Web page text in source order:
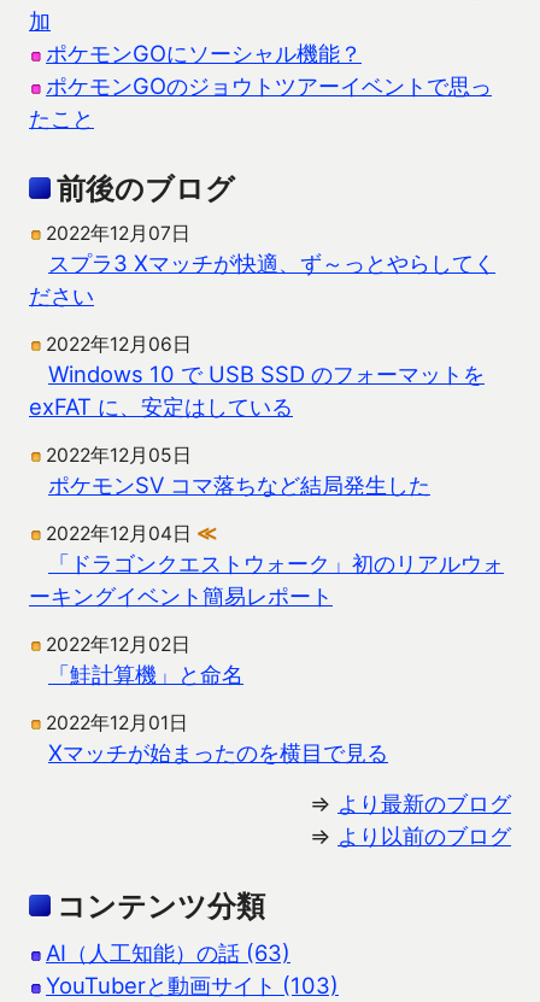
加
ポケモンGOにソーシャル機能？
ポケモンGOのジョウトツアーイベントで思っ
たこと
前後のブログ
2022年12月07日
スプラ3 Xマッチが快適、ず～っとやらしてく
ださい
2022年12月06日
Windows 10 で USB SSD のフォーマットを
exFAT に、安定はしている
2022年12月05日
ポケモンSV コマ落ちなど結局発生した
2022年12月04日 ≪
「ドラゴンクエストウォーク」初のリアルウォ
ーキングイベント簡易レポート
2022年12月02日
「鮭計算機」と命名
2022年12月01日
Xマッチが始まったのを横目で見る
⇒ より最新のブログ
⇒ より以前のブログ
コンテンツ分類
AI（人工知能）の話 (63)
YouTuberと動画サイト (103)